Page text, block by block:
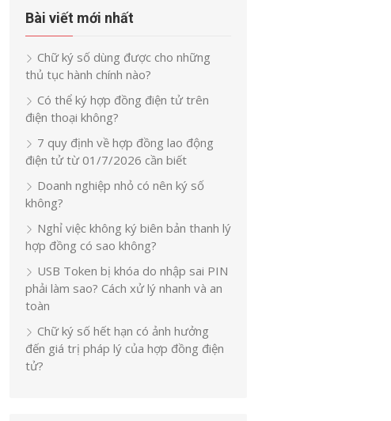
Bài viết mới nhất
Chữ ký số dùng được cho những
thủ tục hành chính nào?
Có thể ký hợp đồng điện tử trên
điện thoại không?
7 quy định về hợp đồng lao động
điện tử từ 01/7/2026 cần biết
Doanh nghiệp nhỏ có nên ký số
không?
Nghỉ việc không ký biên bản thanh lý
hợp đồng có sao không?
USB Token bị khóa do nhập sai PIN
phải làm sao? Cách xử lý nhanh và an
toàn
Chữ ký số hết hạn có ảnh hưởng
đến giá trị pháp lý của hợp đồng điện
tử?